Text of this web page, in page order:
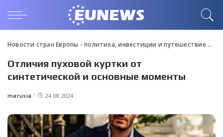
Новости стран Европы - политика, инвестиции и путешествие>
Отличия пуховой куртки от
синтетической и основные моменты
Posted
marusia 24.08.2024